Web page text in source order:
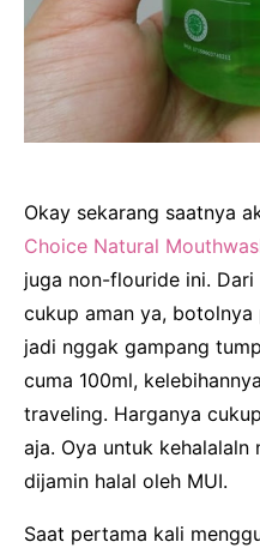
Okay sekarang saatnya
Choice Natural
juga non-flouride ini.
cukup aman ya,
jadi nggak gampang
cuma 100ml,
traveling. Harganya
aja. Oya untuk
dijamin halal oleh MUI.
Saat pertama kali